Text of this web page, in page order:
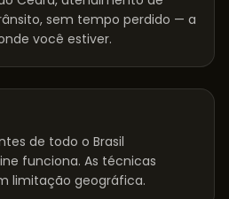
sem tempo perdido — a
você estiver.
de todo o Brasil
funciona. As técnicas
limitação geográfica.